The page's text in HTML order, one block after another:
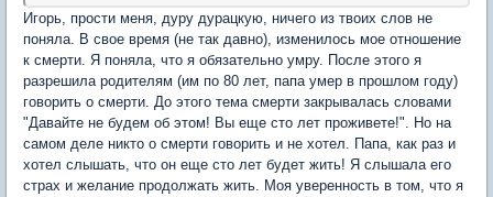
Игорь, прости меня, дуру дурацкую, ничего из твоих слов не
поняла. В свое время (не так давно), изменилось мое отношение
к смерти. Я поняла, что я обязательно умру. После этого я
разрешила родителям (им по 80 лет, папа умер в прошлом году)
говорить о смерти. До этого тема смерти закрывалась словами
"Давайте не будем об этом! Вы еще сто лет проживете!". Но на
самом деле никто о смерти говорить и не хотел. Папа, как раз и
хотел слышать, что он еще сто лет будет жить! Я слышала его
страх и желание продолжать жить. Моя уверенность в том, что я